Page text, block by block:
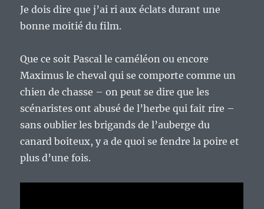
Je dois dire que j’ai ri aux éclats durant une
bonne moitié du film.
Que ce soit Pascal le caméléon ou encore
Maximus le cheval qui se comporte comme un
chien de chasse – on peut se dire que les
scénaristes ont abusé de l’herbe qui fait rire –
sans oublier les brigands de l’auberge du
canard boiteux, y a de quoi se fendre la poire et
plus d’une fois.